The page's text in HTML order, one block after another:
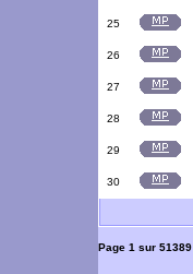
25
26
27
28
29
30
Page 1 sur 51389